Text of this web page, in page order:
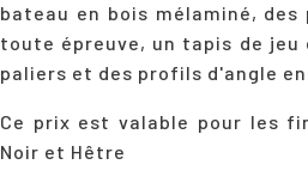
bateau en bois mélaminé,
toute épreuve, un tapis de jeu
paliers et des profils d'angle
Ce prix est valable pour les
Noir et Hêtre